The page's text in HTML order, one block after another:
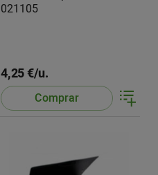
021105
4,25 €/u.
Comprar